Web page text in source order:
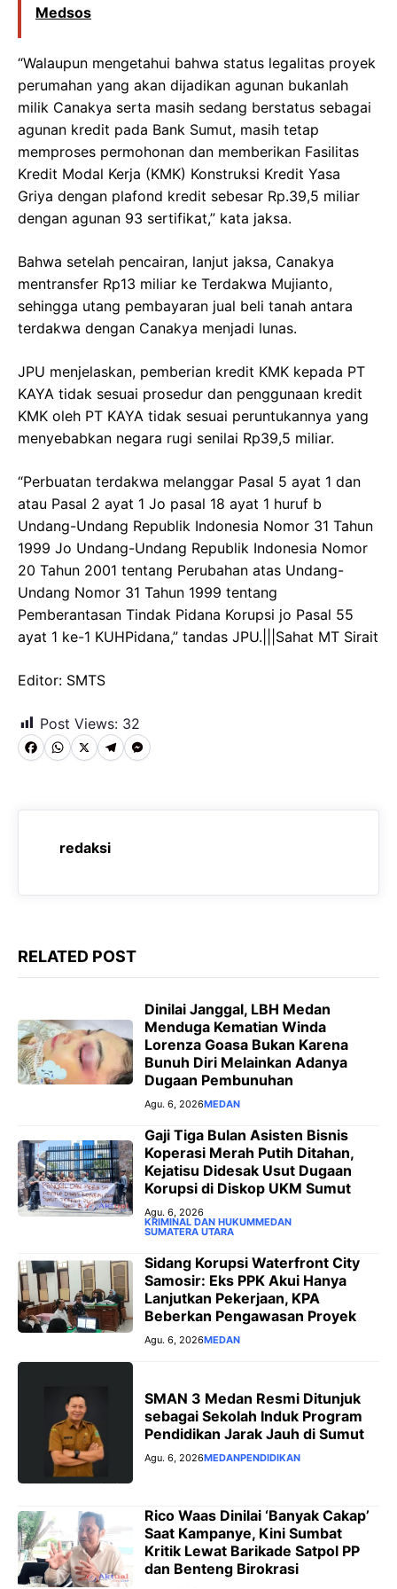
Medsos
“Walaupun mengetahui bahwa status legalitas proyek
perumahan yang akan dijadikan agunan bukanlah
milik Canakya serta masih sedang berstatus sebagai
agunan kredit pada Bank Sumut, masih tetap
memproses permohonan dan memberikan Fasilitas
Kredit Modal Kerja (KMK) Konstruksi Kredit Yasa
Griya dengan plafond kredit sebesar Rp.39,5 miliar
dengan agunan 93 sertifikat,” kata jaksa.
Bahwa setelah pencairan, lanjut jaksa, Canakya
mentransfer Rp13 miliar ke Terdakwa Mujianto,
sehingga utang pembayaran jual beli tanah antara
terdakwa dengan Canakya menjadi lunas.
JPU menjelaskan, pemberian kredit KMK kepada PT
KAYA tidak sesuai prosedur dan penggunaan kredit
KMK oleh PT KAYA tidak sesuai peruntukannya yang
menyebabkan negara rugi senilai Rp39,5 miliar.
“Perbuatan terdakwa melanggar Pasal 5 ayat 1 dan
atau Pasal 2 ayat 1 Jo pasal 18 ayat 1 huruf b
Undang-Undang Republik Indonesia Nomor 31 Tahun
1999 Jo Undang-Undang Republik Indonesia Nomor
20 Tahun 2001 tentang Perubahan atas Undang-
Undang Nomor 31 Tahun 1999 tentang
Pemberantasan Tindak Pidana Korupsi jo Pasal 55
ayat 1 ke-1 KUHPidana,” tandas JPU.|||Sahat MT Sirait
Editor: SMTS
Post Views: 32
F
c
o
k
W
a
A
p
X T
l
e
r
m
M
s
n
e
r
redaksi
RELATED POST
Dinilai Janggal, LBH Medan
Menduga Kematian Winda
Lorenza Goasa Bukan Karena
Bunuh Diri Melainkan Adanya
Dugaan Pembunuhan
Agu. 6, 2026MEDAN
‎Gaji Tiga Bulan Asisten Bisnis
Koperasi Merah Putih Ditahan,
Kejatisu Didesak Usut Dugaan
Korupsi di Diskop UKM Sumut
Agu. 6, 2026
KRIMINAL DAN HUKUMMEDAN
SUMATERA UTARA
Sidang Korupsi Waterfront City
Samosir: Eks PPK Akui Hanya
Lanjutkan Pekerjaan, KPA
Beberkan Pengawasan Proyek
Agu. 6, 2026MEDAN
SMAN 3 Medan Resmi Ditunjuk
sebagai Sekolah Induk Program
Pendidikan Jarak Jauh di Sumut
Agu. 6, 2026MEDANPENDIDIKAN
Rico Waas Dinilai ‘Banyak Cakap’
Saat Kampanye, Kini Sumbat
Kritik Lewat Barikade Satpol PP
dan Benteng Birokrasi